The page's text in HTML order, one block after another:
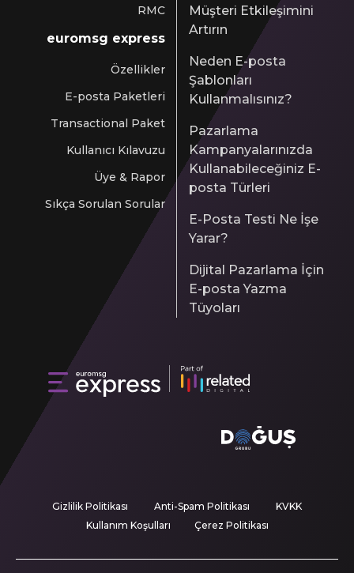
RMC
euromsg express
Özellikler
E-posta Paketleri
Transactional Paket
Kullanıcı Kılavuzu
Üye & Rapor
Sıkça Sorulan Sorular
Müşteri Etkileşimini
Artırın
Neden E-posta
Şablonları
Kullanmalısınız?
Pazarlama
Kampanyalarınızda
Kullanabileceğiniz E-
posta Türleri
E-Posta Testi Ne İşe
Yarar?
Dijital Pazarlama İçin
E-posta Yazma
Tüyoları
Gizlilik Politikası Anti-Spam Politikası
KVKK
Kullanım Koşulları
Çerez Politikası